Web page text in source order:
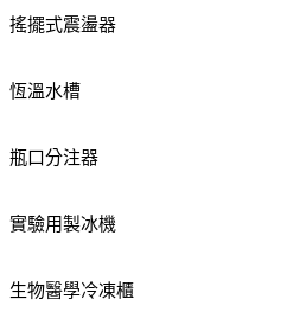
搖擺式震盪器
恆溫水槽
瓶口分注器
實驗用製冰機
生物醫學冷凍櫃